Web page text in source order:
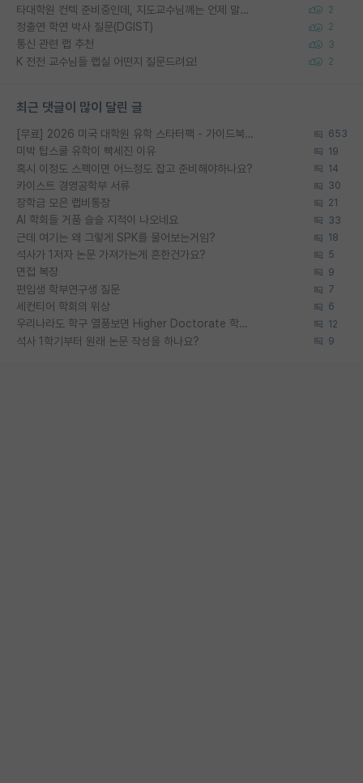
타대학원 컨텍 준비중인데, 지도교수님께는 언제 말씀드려야 할까요? 2
정출연 학연 박사 질문(DGIST) 2
통신 관련 랩 추천 3
K 전전 교수님들 랩실 어떤지 질문드려요! 2
최근 댓글이 많이 달린 글
[무료] 2026 미국 대학원 유학 스타터팩 - 가이드북 & 합격자 컨택메일 템플릿 653
미박 탑스쿨 유학이 빡세진 이유 19
혹시 이정도 스펙이면 어느정도 잡고 준비해야하나요? 14
카이스트 경영공학부 서류 30
장학금 모은 랩비통장 21
AI 학회들 거품 슬슬 지적이 나오네요 33
근데 여기는 왜 그렇게 SPK를 물어보는거임? 18
석사가 1저자 논문 가져가는게 흔한건가요? 5
면접 복장 9
편입생 학부연구생 질문 7
세컨티어 학회의 위상 6
우리나라도 학구 열풍보면 Higher Doctorate 학위가 필요하다고 봅니다. 12
석사 1학기부터 원래 논문 작성을 하나요? 9